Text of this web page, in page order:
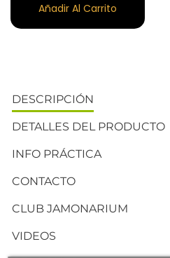
Añadir Al Carrito
DESCRIPCIÓN
DETALLES DEL PRODUCTO
INFO PRÁCTICA
CONTACTO
CLUB JAMONARIUM
VIDEOS